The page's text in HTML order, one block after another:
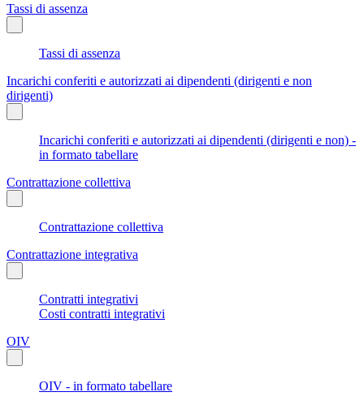
Tassi di assenza
Tassi di assenza
Incarichi conferiti e autorizzati ai dipendenti (dirigenti e non
dirigenti)
Incarichi conferiti e autorizzati ai dipendenti (dirigenti e non) -
in formato tabellare
Contrattazione collettiva
Contrattazione collettiva
Contrattazione integrativa
Contratti integrativi
Costi contratti integrativi
OIV
OIV - in formato tabellare